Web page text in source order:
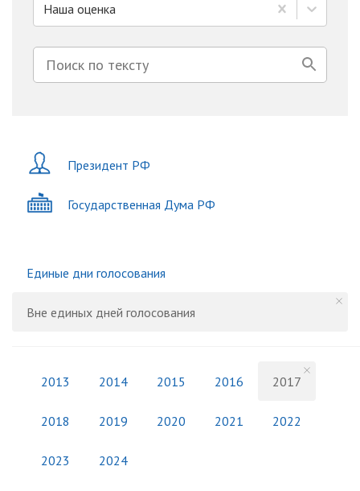
Наша оценка
Президент РФ
Государственная Дума РФ
Единые дни голосования
Вне единых дней голосования
2013 2014 2015 2016 2017
2018 2019 2020 2021 2022
2023 2024